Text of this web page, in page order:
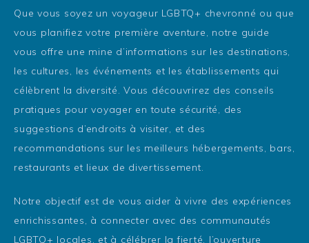
Que vous soyez un voyageur LGBTQ+ chevronné ou que
vous planifiez votre première aventure, notre guide
vous offre une mine d’informations sur les destinations,
les cultures, les événements et les établissements qui
célèbrent la diversité. Vous découvrirez des conseils
pratiques pour voyager en toute sécurité, des
suggestions d’endroits à visiter, et des
recommandations sur les meilleurs hébergements, bars,
restaurants et lieux de divertissement.
Notre objectif est de vous aider à vivre des expériences
enrichissantes, à connecter avec des communautés
LGBTQ+ locales, et à célébrer la fierté, l’ouverture